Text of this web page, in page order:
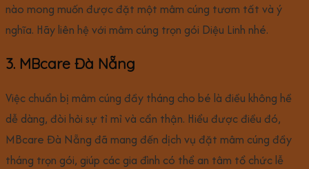
nào mong muốn được đặt một mâm cúng tươm tất và ý
nghĩa. Hãy liên hệ với mâm cúng trọn gói Diệu Linh nhé.
3. MBcare Đà Nẵng
Việc chuẩn bị mâm cúng đầy tháng cho bé là điều không hề
dễ dàng, đòi hỏi sự tỉ mỉ và cẩn thận. Hiểu được điều đó,
MBcare Đà Nẵng đã mang đến dịch vụ đặt mâm cúng đầy
tháng trọn gói, giúp các gia đình có thể an tâm tổ chức lễ